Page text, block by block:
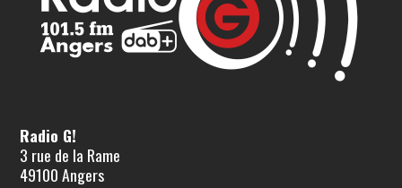
Radio G!
3 rue de la Rame
49100 Angers